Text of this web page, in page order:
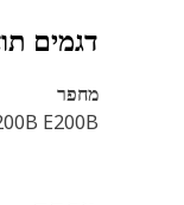
דגמים
מחפר
E200B